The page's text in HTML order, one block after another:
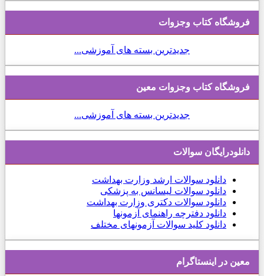
فروشگاه کتاب وجزوات
جدیدترین بسته های آموزشی...
فروشگاه کتاب وجزوات معین
جدیدترین بسته های آموزشی...
دانلودرایگان سوالات
دانلود سوالات ارشد وزارت بهداشت
دانلود سوالات لیسانس به پزشکی
دانلود سوالات دکتری وزارت بهداشت
دانلود دفترچه راهنمای آزمونها
دانلود کلید سوالات آزمونهای مختلف
معین در اینستاگرام